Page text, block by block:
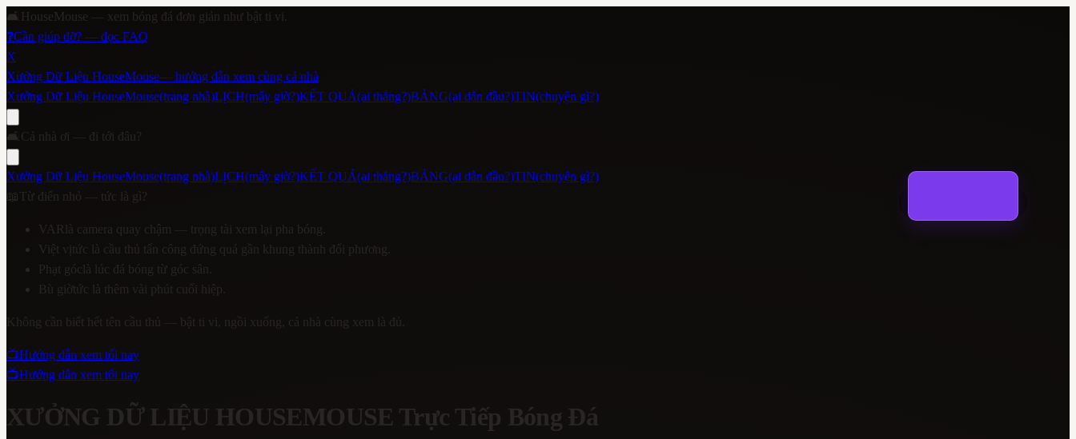
🛋️ HouseMouse — xem bóng đá đơn giản như bật ti vi.
❓Cần giúp đỡ? — đọc FAQ
X
Xưởng Dữ Liệu HouseMouse— hướng dẫn xem cùng cả nhà
Xưởng Dữ Liệu HouseMouse(trang nhà)LỊCH(mấy giờ?)KẾT QUẢ(ai thắng?)BẢNG(ai dẫn đầu?)TIN(chuyện gì?)
🛋️ Cả nhà ơi — đi tới đâu?
Xưởng Dữ Liệu HouseMouse(trang nhà)LỊCH(mấy giờ?)KẾT QUẢ(ai thắng?)BẢNG(ai dẫn đầu?)TIN(chuyện gì?)
📖 Từ điển nhỏ — tức là gì?
VAR là camera quay chậm — trọng tài xem lại pha bóng.
Việt vị tức là cầu thủ tấn công đứng quá gần khung thành đối phương.
Phạt góc là lúc đá bóng từ góc sân.
Bù giờtức là thêm vài phút cuối hiệp.
Không cần biết hết tên cầu thủ — bật ti vi, ngồi xuống, cả nhà cùng xem là đủ.
📺Hướng dẫn xem tối nay
📺Hướng dẫn xem tối nay
XƯỞNG DỮ LIỆU HOUSEMOUSE Trực Tiếp Bóng Đá